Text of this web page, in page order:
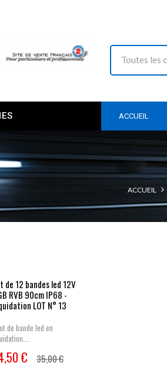
ACCUEIL
ACCUEIL
de 12 bandes led 12V
RVB 90cm IP68 -
LOT N° 13
de bande led en
€ 35,00 €